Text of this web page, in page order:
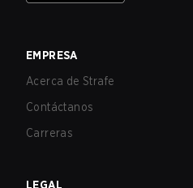
EMPRESA
Acerca de Strafe
Contáctanos
Carreras
LEGAL